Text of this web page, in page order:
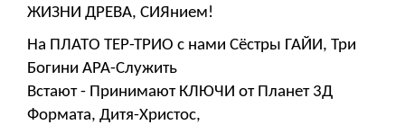
ЖИЗНИ ДРЕВА, СИЯнием!
На ПЛАТО ТЕР-ТРИО с нами Сёстры ГАЙИ, Три
Богини АРА-Служить
Встают - Принимают КЛЮЧИ от Планет 3Д
Формата, Дитя-Христос,